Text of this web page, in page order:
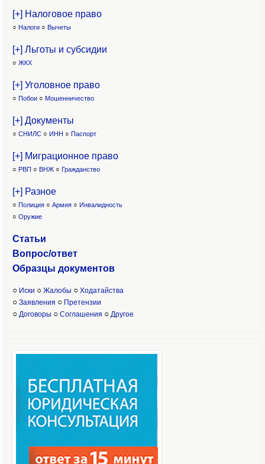
[+] Налоговое право
○ Налоги ○ Вычеты
[+] Льготы и субсидии
○ ЖКХ
[+] Уголовное право
○ Побои ○ Мошенничество
[+] Документы
○ СНИЛС ○ ИНН ○ Паспорт
[+] Миграционное право
○ РВП ○ ВНЖ ○ Гражданство
[+] Разное
○ Полиция ○ Армия ○ Инвалидность
○ Оружие
Статьи
Вопрос/ответ
Образцы документов
○ Иски ○ Жалобы ○ Ходатайства
○ Заявления ○ Претензии
○ Договоры ○ Соглашения ○ Другое